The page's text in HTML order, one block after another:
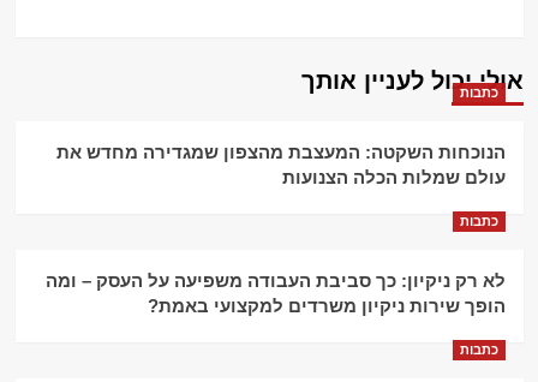
אולי יכול לעניין אותך
כתבות
הנוכחות השקטה: המעצבת מהצפון שמגדירה מחדש את
עולם שמלות הכלה הצנועות
כתבות
לא רק ניקיון: כך סביבת העבודה משפיעה על העסק – ומה
הופך שירות ניקיון משרדים למקצועי באמת?
כתבות